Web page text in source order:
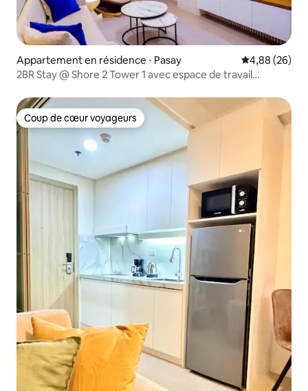
Appartement en résidence ⋅ Pasay Évaluation
4,88 (26)
2BR Stay @ Shore 2 Tower 1 avec espace de travail
Coup de cœur voyageurs
Coup de cœur voyageurs